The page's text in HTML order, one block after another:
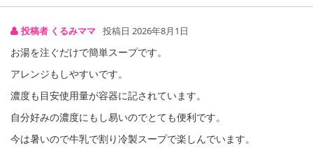
原産国(最終加工地):
【割るだけスープ とうもろこしスープ】
投稿者 くるみママ 投稿日 2026年8月1日
お湯を注ぐだけで簡単スープです。
アレンジもしやすいです。
濃度も目安使用量が容器に記されています。
自分好みの濃度にもし易いのでとても便利です。
今は暑いので牛乳で割り冷製スープで楽しんでいます。